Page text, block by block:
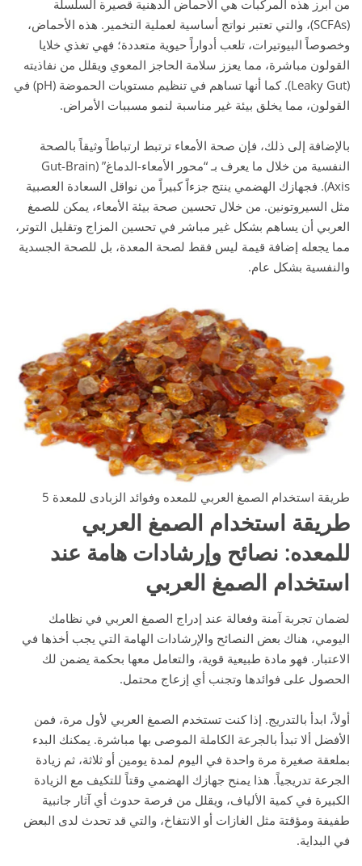
من أبرز هذه المركبات هي الأحماض الدهنية قصيرة السلسلة
(SCFAs)، والتي تعتبر نواتج أساسية لعملية التخمير. هذه الأحماض،
وخصوصاً البيوتيرات، تلعب أدواراً حيوية متعددة؛ فهي تغذي خلايا
القولون مباشرة، مما يعزز سلامة الحاجز المعوي ويقلل من نفاذيته
(Leaky Gut). كما أنها تساهم في تنظيم مستويات الحموضة (pH) في
القولون، مما يخلق بيئة غير مناسبة لنمو مسببات الأمراض.
بالإضافة إلى ذلك، فإن صحة الأمعاء ترتبط ارتباطاً وثيقاً بالصحة
النفسية من خلال ما يعرف بـ “محور الأمعاء-الدماغ” (Gut-Brain
Axis). فجهازك الهضمي ينتج جزءاً كبيراً من نواقل السعادة العصبية
مثل السيروتونين. من خلال تحسين صحة بيئة الأمعاء، يمكن للصمغ
العربي أن يساهم بشكل غير مباشر في تحسين المزاج وتقليل التوتر،
مما يجعله إضافة قيمة ليس فقط لصحة المعدة، بل للصحة الجسدية
والنفسية بشكل عام.
طريقة استخدام الصمغ العربي للمعده وفوائد الزبادى للمعدة 5
طريقة استخدام الصمغ العربي
للمعده: نصائح وإرشادات هامة عند
استخدام الصمغ العربي
لضمان تجربة آمنة وفعالة عند إدراج الصمغ العربي في نظامك
اليومي، هناك بعض النصائح والإرشادات الهامة التي يجب أخذها في
الاعتبار. فهو مادة طبيعية قوية، والتعامل معها بحكمة يضمن لك
الحصول على فوائدها وتجنب أي إزعاج محتمل.
أولاً، ابدأ بالتدريج. إذا كنت تستخدم الصمغ العربي لأول مرة، فمن
الأفضل ألا تبدأ بالجرعة الكاملة الموصى بها مباشرة. يمكنك البدء
بملعقة صغيرة مرة واحدة في اليوم لمدة يومين أو ثلاثة، ثم زيادة
الجرعة تدريجياً. هذا يمنح جهازك الهضمي وقتاً للتكيف مع الزيادة
الكبيرة في كمية الألياف، ويقلل من فرصة حدوث أي آثار جانبية
طفيفة ومؤقتة مثل الغازات أو الانتفاخ، والتي قد تحدث لدى البعض
في البداية.